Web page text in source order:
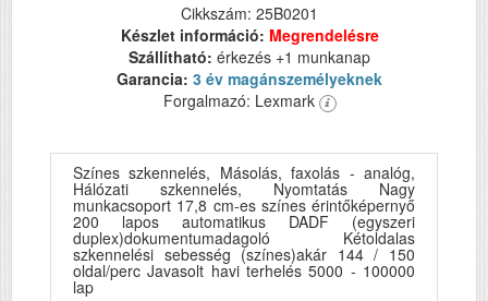
Cikkszám: 25B0201
Készlet információ: Megrendelésre
Szállítható: érkezés +1 munkanap
Garancia: 3 év magánszemélyeknek
Forgalmazó: Lexmark
Színes szkennelés, Másolás, faxolás - analóg,
Hálózati szkennelés, Nyomtatás Nagy
munkacsoport 17,8 cm-es színes érintőképernyő
200 lapos automatikus DADF (egyszeri
duplex)dokumentumadagoló Kétoldalas
szkennelési sebesség (színes)akár 144 / 150
oldal/perc Javasolt havi terhelés 5000 - 100000
lap